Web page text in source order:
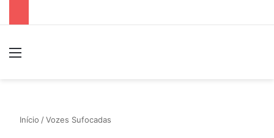
Início /Vozes Sufocadas